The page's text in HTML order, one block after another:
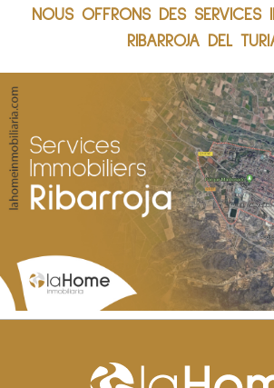
NOUS OFFRONS DES SERVICES
RIBARROJA DEL